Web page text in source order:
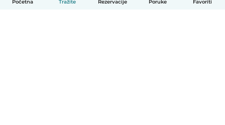
Početna Tražite Rezervacije Poruke Favoriti